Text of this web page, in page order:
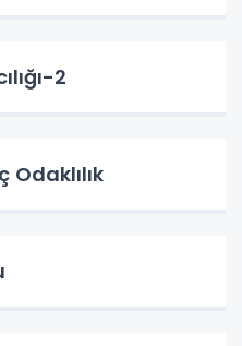
2
Odaklılık